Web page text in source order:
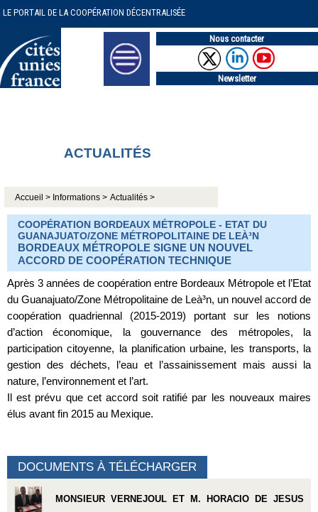
LE PORTAIL DE LA COOPÉRATION DÉCENTRALISÉE
Nous contacter
Newsletter
ACTUALITÉS
Accueil > Informations > Actualités >
COOPÉRATION BORDEAUX MÉTROPOLE - ETAT DU
GUANAJUATO/ZONE MÉTROPOLITAINE DE LEÀ³N
BORDEAUX MÉTROPOLE SIGNE UN NOUVEL
ACCORD DE COOPÉRATION TECHNIQUE
Après 3 années de coopération entre Bordeaux Métropole et l’Etat
du Guanajuato/Zone Métropolitaine de Leà³n, un nouvel accord de
coopération quadriennal (2015-2019) portant sur les notions
d’action économique, la gouvernance des métropoles, la
participation citoyenne, la planification urbaine, les transports, la
gestion des déchets, l’eau et l’assainissement mais aussi la
nature, l’environnement et l’art.
Il est prévu que cet accord soit ratifié par les nouveaux maires
élus avant fin 2015 au Mexique.
DOCUMENTS À TÉLÉCHARGER
MONSIEUR VERNEJOUL ET M. HORACIO DE JESUS